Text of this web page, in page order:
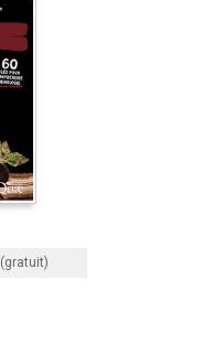
(gratuit)